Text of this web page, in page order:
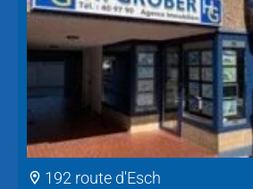
192 route d'Esch